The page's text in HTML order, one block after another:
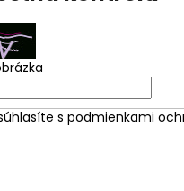
s podmienkami